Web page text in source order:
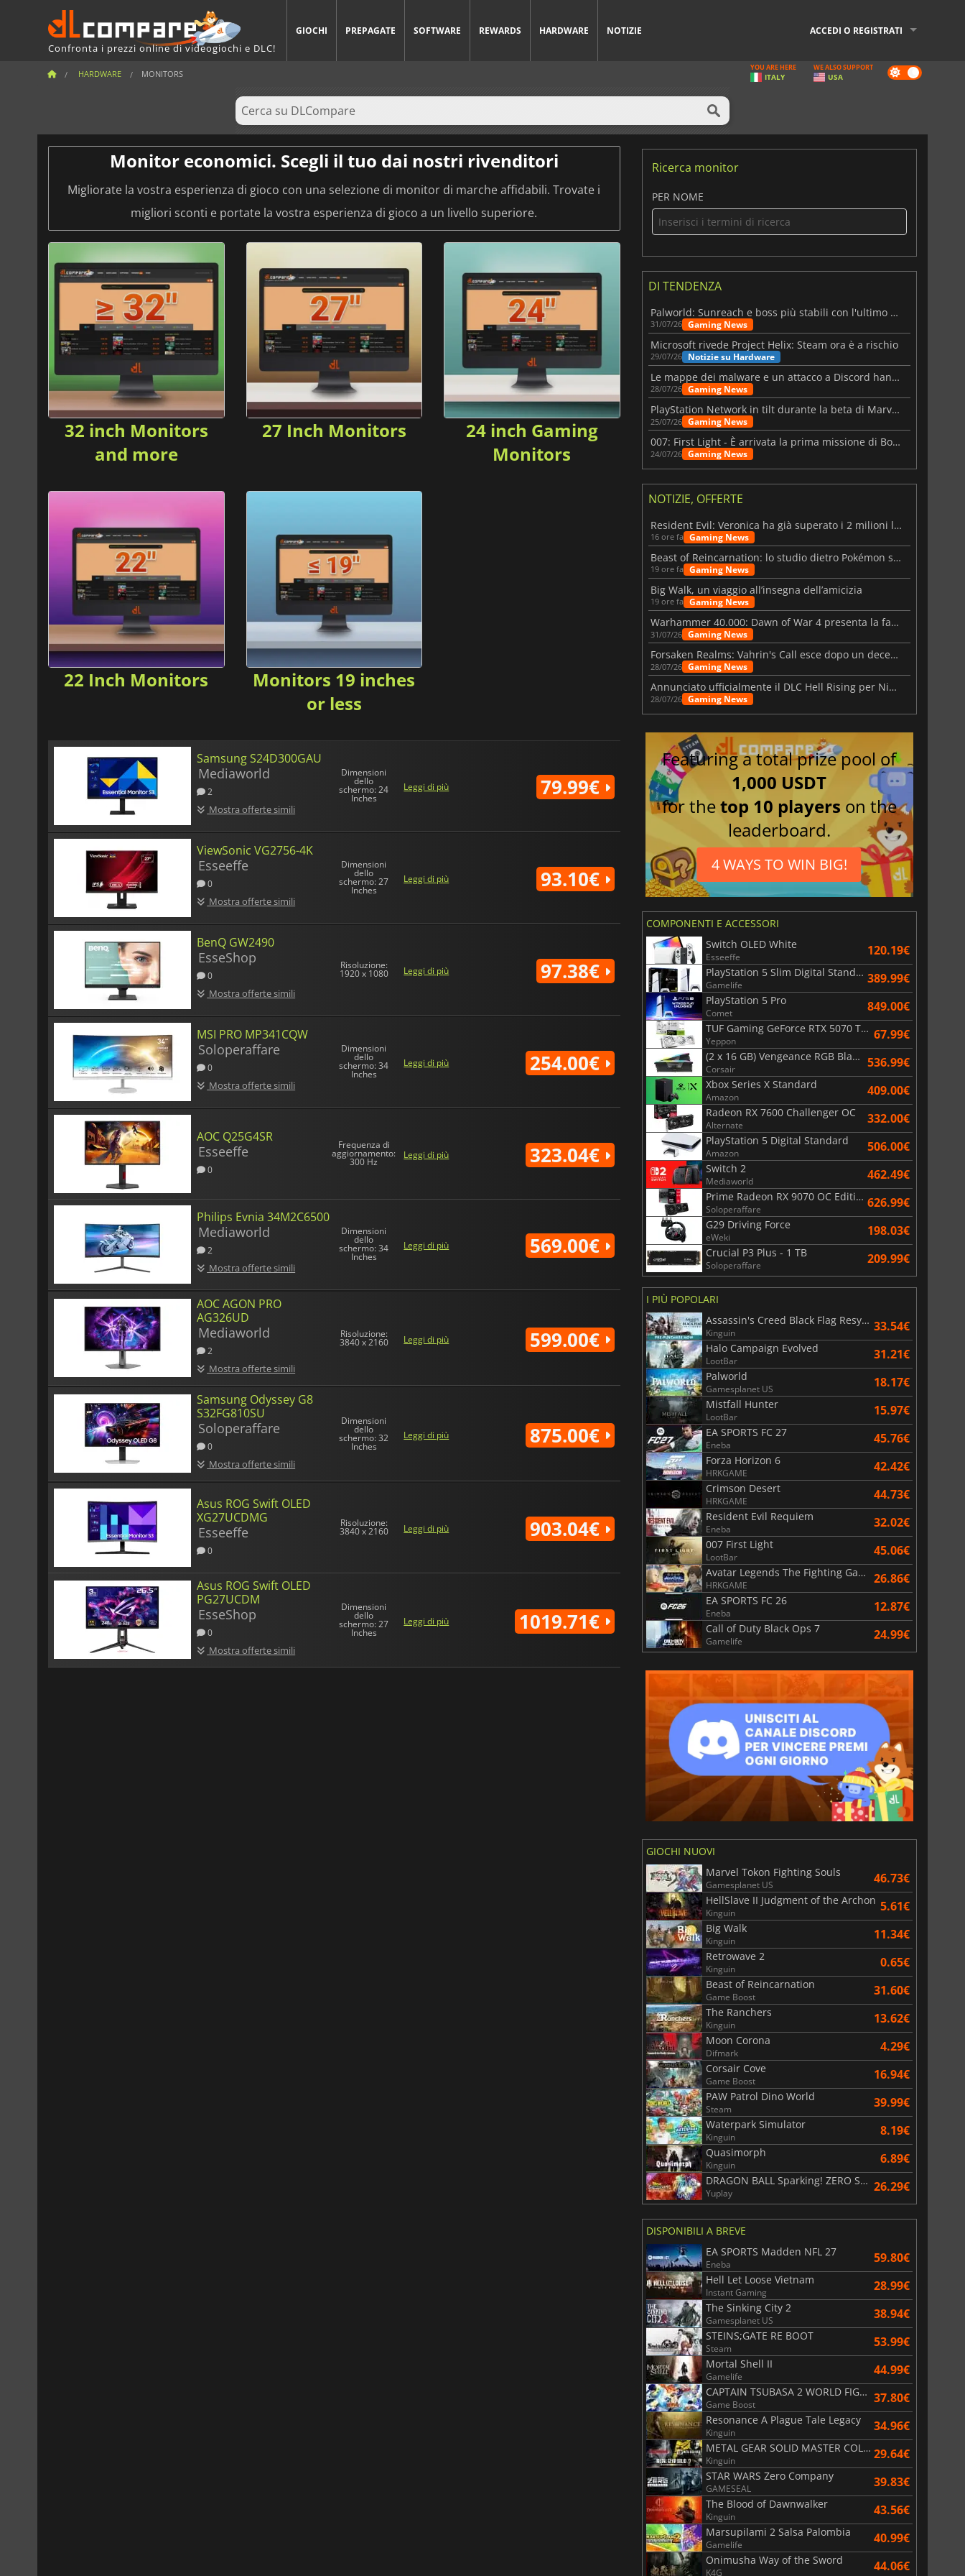
Confronta i prezzi online di videogiochi e DLC!
GIOCHI PREPAGATE SOFTWARE REWARDS HARDWARE NOTIZIE ACCEDI O REGISTRATI
HARDWARE MONITORS Dark
mode
YOU ARE HERE
ITALY
WE ALSO SUPPORT
USA
Monitor economici. Scegli il tuo dai nostri rivenditori
Migliorate la vostra esperienza di gioco con una selezione di monitor di marche affidabili. Trovate i
migliori sconti e portate la vostra esperienza di gioco a un livello superiore.
32 inch Monitors
and more
27 Inch Monitors
24 inch Gaming
Monitors
22 Inch Monitors
Monitors 19 inches
or less
Samsung S24D300GAU
Mediaworld
2
Mostra offerte simili
Dimensioni
dello
schermo: 24
Inches
Leggi di più 79.99€
ViewSonic VG2756-4K
Esseeffe
0
Mostra offerte simili
Dimensioni
dello
schermo: 27
Inches
Leggi di più 93.10€
BenQ GW2490
EsseShop
0
Mostra offerte simili
Risoluzione:
1920 x 1080 Leggi di più 97.38€
MSI PRO MP341CQW
Soloperaffare
0
Mostra offerte simili
Dimensioni
dello
schermo: 34
Inches
Leggi di più 254.00€
AOC Q25G4SR
Esseeffe
0
Frequenza di
aggiornamento:
300 Hz
Leggi di più 323.04€
Philips Evnia 34M2C6500
Mediaworld
2
Mostra offerte simili
Dimensioni
dello
schermo: 34
Inches
Leggi di più 569.00€
AOC AGON PRO
AG326UD
Mediaworld
2
Mostra offerte simili
Risoluzione:
3840 x 2160 Leggi di più 599.00€
Samsung Odyssey G8
S32FG810SU
Soloperaffare
0
Mostra offerte simili
Dimensioni
dello
schermo: 32
Inches
Leggi di più 875.00€
Asus ROG Swift OLED
XG27UCDMG
Esseeffe
0
Risoluzione:
3840 x 2160 Leggi di più 903.04€
Asus ROG Swift OLED
PG27UCDM
EsseShop
0
Mostra offerte simili
Dimensioni
dello
schermo: 27
Inches
Leggi di più 1019.71€
Ricerca monitor
PER NOME
DI TENDENZA
Palworld: Sunreach e boss più stabili con l'ultimo update
31/07/26 Gaming News
Microsoft rivede Project Helix: Steam ora è a rischio
29/07/26 Notizie su Hardware
Le mappe dei malware e un attacco a Discord hanno colpito Meccha Chameleon
28/07/26 Gaming News
PlayStation Network in tilt durante la beta di Marvel Tōkon
25/07/26 Gaming News
007: First Light - È arrivata la prima missione di Bond dopo il lancio
24/07/26 Gaming News
NOTIZIE, OFFERTE
Resident Evil: Veronica ha già superato i 2 milioni liste dei desideri
16 ore fa Gaming News
Beast of Reincarnation: lo studio dietro Pokémon su una nuova strada
19 ore fa Gaming News
Big Walk, un viaggio all’insegna dell’amicizia
19 ore fa Gaming News
Warhammer 40.000: Dawn of War 4 presenta la fazione dei Necron
31/07/26 Gaming News
Forsaken Realms: Vahrin's Call esce dopo un decennio di sviluppo
28/07/26 Gaming News
Annunciato ufficialmente il DLC Hell Rising per Nioh 3
28/07/26 Gaming News
Featuring a total prize pool of
1,000 USDT
for thetop 10 players on the
leaderboard.
4 WAYS TO WIN BIG!
COMPONENTI E ACCESSORI
Switch OLED White
Esseeffe 120.19€
PlayStation 5 Slim Digital Standard
Gamelife 389.99€
PlayStation 5 Pro
Comet 849.00€
TUF Gaming GeForce RTX 5070 Ti OC White Edition 16GB
Yeppon 67.99€
(2 x 16 GB) Vengeance RGB Black AMD Expo 6000 MHz - CAS 30
Corsair 536.99€
Xbox Series X Standard
Amazon 409.00€
Radeon RX 7600 Challenger OC
Alternate 332.00€
PlayStation 5 Digital Standard
Amazon 506.00€
Switch 2
Mediaworld 462.49€
Prime Radeon RX 9070 OC Edition 16GB
Soloperaffare 626.99€
G29 Driving Force
eWeki 198.03€
Crucial P3 Plus - 1 TB
Soloperaffare 209.99€
I PIÙ POPOLARI
Assassin's Creed Black Flag Resynced
Kinguin 33.54€
Halo Campaign Evolved
LootBar 31.21€
Palworld
Gamesplanet US 18.17€
Mistfall Hunter
LootBar 15.97€
EA SPORTS FC 27
Eneba 45.76€
Forza Horizon 6
HRKGAME 42.42€
Crimson Desert
HRKGAME 44.73€
Resident Evil Requiem
Eneba 32.02€
007 First Light
LootBar 45.06€
Avatar Legends The Fighting Game
HRKGAME 26.86€
EA SPORTS FC 26
Eneba 12.87€
Call of Duty Black Ops 7
Gamelife 24.99€
GIOCHI NUOVI
Marvel Tokon Fighting Souls
Gamesplanet US 46.73€
HellSlave II Judgment of the Archon
Kinguin 5.61€
Big Walk
Kinguin 11.34€
Retrowave 2
Kinguin 0.65€
Beast of Reincarnation
Game Boost 31.60€
The Ranchers
Kinguin 13.62€
Moon Corona
Difmark 4.29€
Corsair Cove
Game Boost 16.94€
PAW Patrol Dino World
Steam 39.99€
Waterpark Simulator
Kinguin 8.19€
Quasimorph
Kinguin 6.89€
DRAGON BALL Sparking! ZERO Super Limit Breaking NEO
Yuplay 26.29€
DISPONIBILI A BREVE
EA SPORTS Madden NFL 27
Eneba 59.80€
Hell Let Loose Vietnam
Instant Gaming 28.99€
The Sinking City 2
Gamesplanet US 38.94€
STEINS;GATE RE BOOT
Steam 53.99€
Mortal Shell II
Gamelife 44.99€
CAPTAIN TSUBASA 2 WORLD FIGHTERS
Game Boost 37.80€
Resonance A Plague Tale Legacy
Kinguin 34.96€
METAL GEAR SOLID MASTER COLLECTION Vol.2
Kinguin 29.64€
STAR WARS Zero Company
GAMESEAL 39.83€
The Blood of Dawnwalker
Kinguin 43.56€
Marsupilami 2 Salsa Palombia
Gamelife 40.99€
Onimusha Way of the Sword
K4G 44.06€